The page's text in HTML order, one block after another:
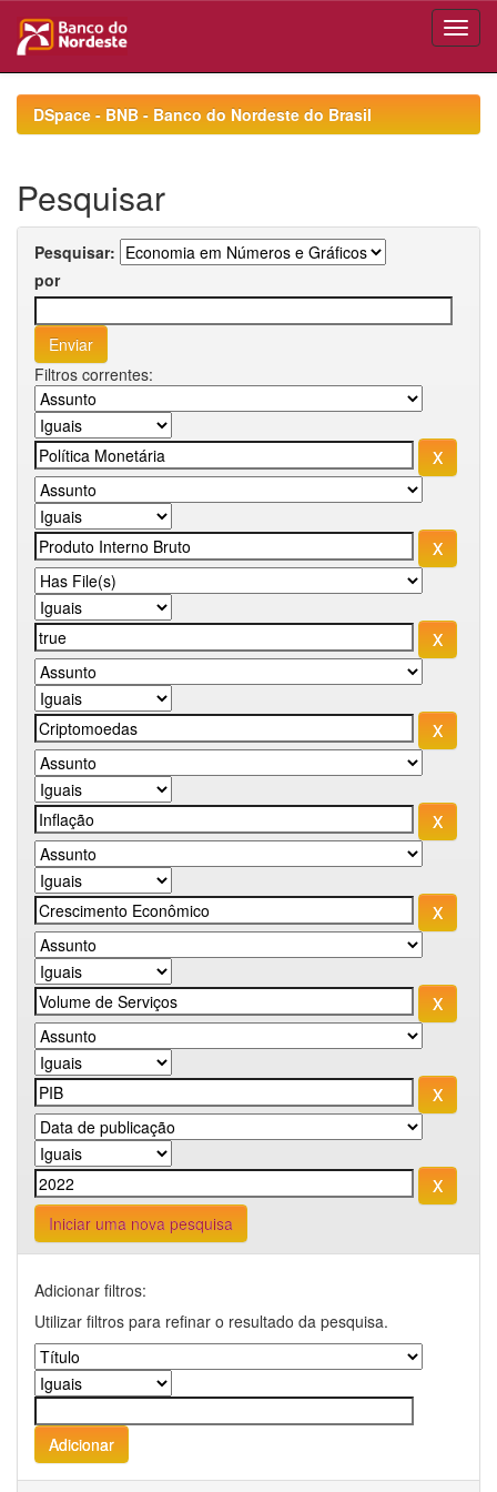
navigationDSpace - BNB - Banco do Nordeste do Brasil
Pesquisar
Pesquisar:
por
Filtros correntes:
Iniciar uma nova pesquisa
Adicionar filtros:
Utilizar filtros para refinar o resultado da pesquisa.